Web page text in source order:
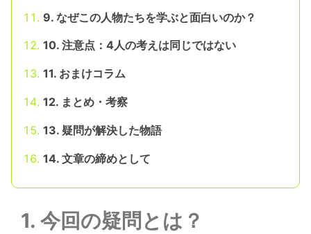
9. なぜこの人物たちを学ぶと面白いのか？
10. 注意点：4人の考えは同じではない
11. おまけコラム
12. まとめ・考察
13. 疑問が解決した物語
14. 文章の締めとして
1. 今回の疑問とは？